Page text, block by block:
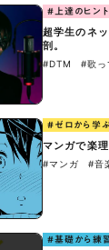
#上達のヒント
超学生のネ
剖。
#DTM #歌っ
#ゼロから学
マンガで楽
#マンガ #音
#基礎から練